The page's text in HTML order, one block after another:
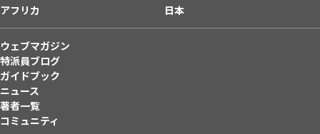
アフリカ
日本
ウェブマガジン
特派員ブログ
ガイドブック
ニュース
著者一覧
コミュニティ